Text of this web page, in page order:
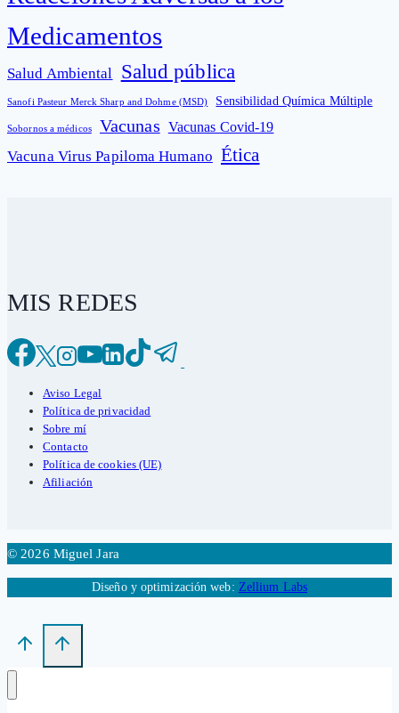
Medicamentos
Salud Ambiental Salud pública
Sanofi Pasteur Merck Sharp and Dohme (MSD) Sensibilidad Química Múltiple
Sobornos a médicos Vacunas Vacunas Covid-19
Vacuna Virus Papiloma Humano Ética
MIS REDES
Aviso Legal
Política de privacidad
Sobre mí
Contacto
Política de cookies (UE)
Afiliación
© 2026 Miguel Jara
Diseño y optimización web: Zellium Labs